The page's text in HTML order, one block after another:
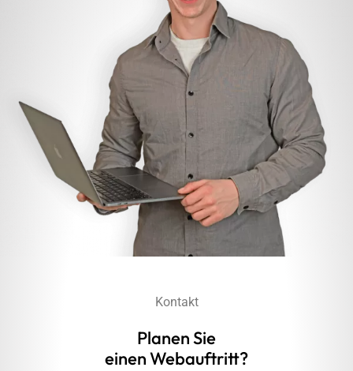
Kontakt
Planen Sie
einen Webauftritt?